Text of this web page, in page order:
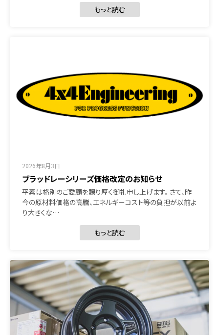
もっと読む
2026年8月3日
ブラッドレーシリーズ価格改定のお知らせ
平素は格別のご愛顧を賜り厚く御礼申し上げます。 さて、昨
今の原材料価格の高騰、エネルギーコスト等の負担が以前よ
り大きくな…
もっと読む